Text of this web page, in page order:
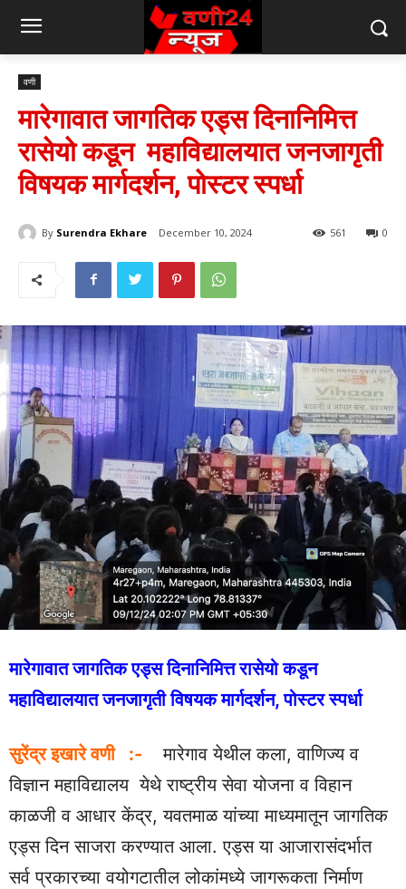
वणी
मारेगावात जागतिक एड्स दिनानिमित्त
रासेयो कडून महाविद्यालयात जनजागृती
विषयक मार्गदर्शन, पोस्टर स्पर्धा
By Surendra Ekhare December 10, 2024 0
561
मारेगावात जागतिक एड्स दिनानिमित्त रासेयो कडून
महाविद्यालयात जनजागृती विषयक मार्गदर्शन, पोस्टर स्पर्धा
सुरेंद्र इखारे वणी :-
मारेगाव येथील कला, वाणिज्य व
विज्ञान महाविद्यालय येथे राष्ट्रीय सेवा योजना व विहान
काळजी व आधार केंद्र, यवतमाळ यांच्या माध्यमातून जागतिक
एड्स दिन साजरा करण्यात आला. एड्स या आजारासंदर्भात
सर्व प्रकारच्या वयोगटातील लोकांमध्ये जागरूकता निर्माण